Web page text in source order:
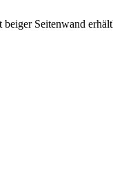
Seitenwand